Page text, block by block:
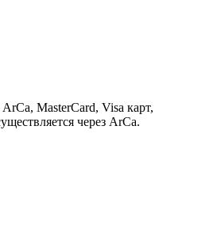
MasterCard, Visa карт,
через ArCa.